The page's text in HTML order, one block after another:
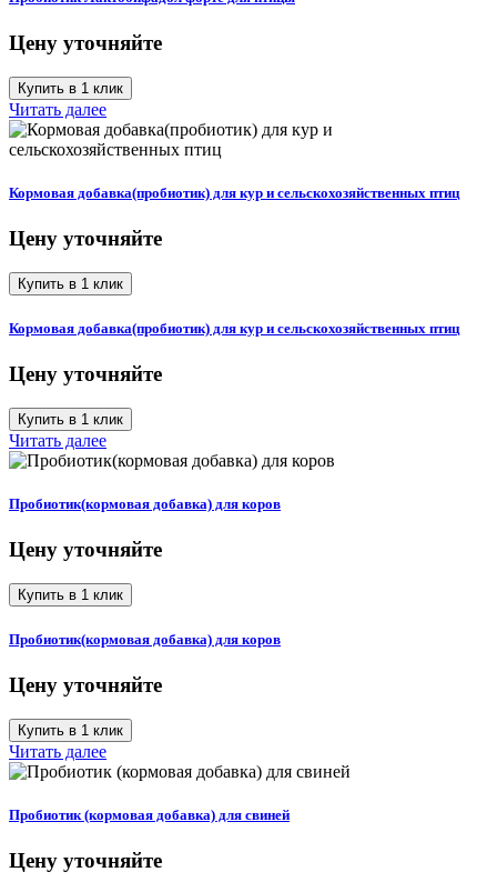
Цену уточняйте
Купить в 1 клик
Читать далее
Кормовая добавка(пробиотик) для кур и сельскохозяйственных птиц
Цену уточняйте
Купить в 1 клик
Кормовая добавка(пробиотик) для кур и сельскохозяйственных птиц
Цену уточняйте
Купить в 1 клик
Читать далее
Пробиотик(кормовая добавка) для коров
Цену уточняйте
Купить в 1 клик
Пробиотик(кормовая добавка) для коров
Цену уточняйте
Купить в 1 клик
Читать далее
Пробиотик (кормовая добавка) для свиней
Цену уточняйте